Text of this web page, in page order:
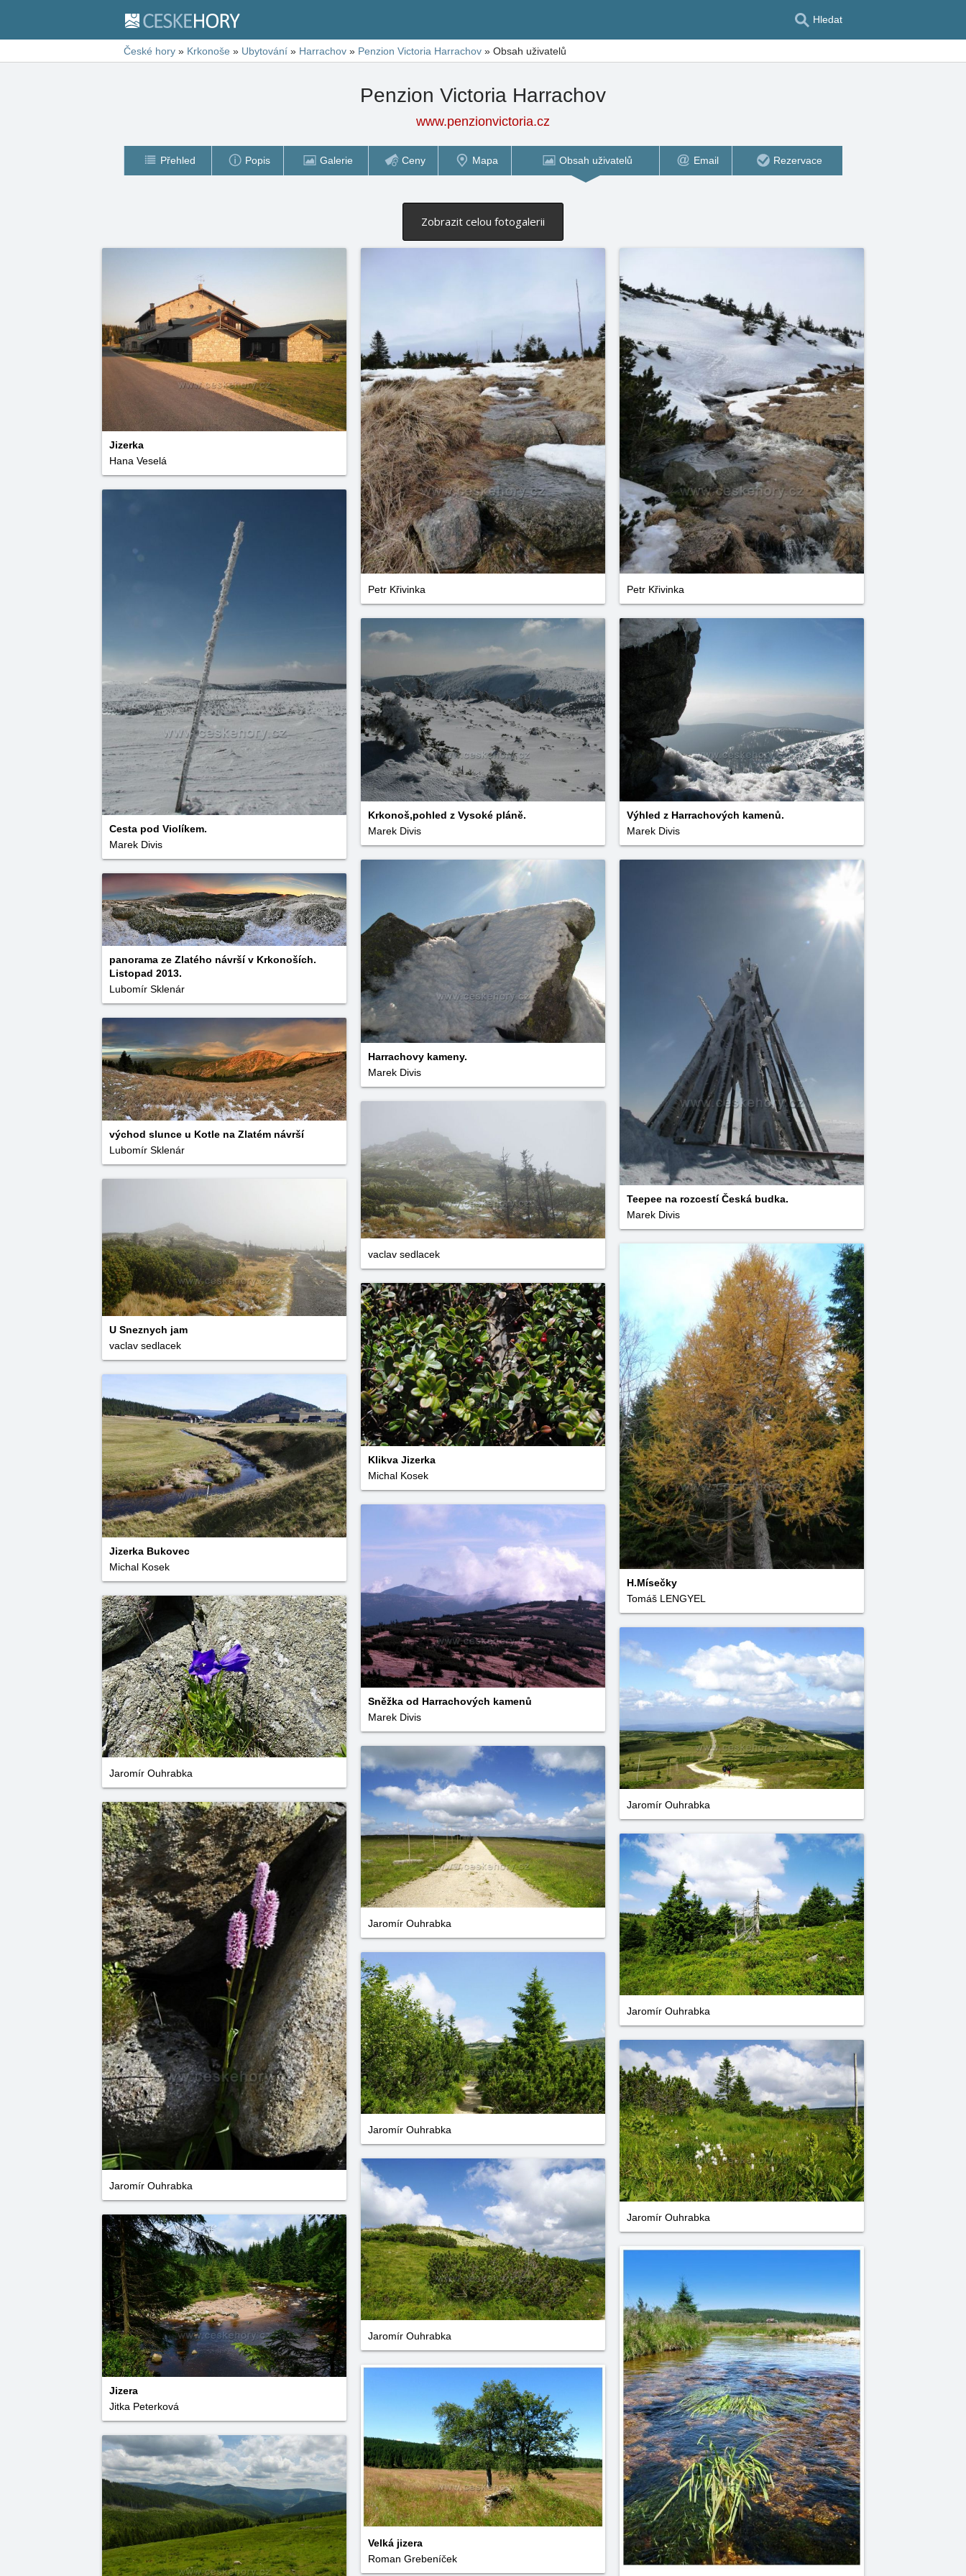
Hledat
České hory » Krkonoše » Ubytování » Harrachov » Penzion Victoria Harrachov » Obsah uživatelů
Penzion Victoria Harrachov
www.penzionvictoria.cz
Přehled Popis Galerie Ceny Mapa Obsah uživatelů Email Rezervace
Zobrazit celou fotogalerii
Jizerka
Hana Veselá
Petr Křivinka Petr Křivinka
Cesta pod Violíkem.
Marek Divis
Výhled z Harrachových kamenů.
Marek Divis
Krkonoš,pohled z Vysoké pláně.
Marek Divis
Harrachovy kameny.
Marek Divis
Teepee na rozcestí Česká budka.
Marek Divis
panorama ze Zlatého návrší v Krkonoších.
Listopad 2013.
Lubomír Sklenár
východ slunce u Kotle na Zlatém návrší
Lubomír Sklenár
vaclav sedlacek
U Sneznych jam
vaclav sedlacek
H.Mísečky
Tomáš LENGYEL
Klikva Jizerka
Michal Kosek
Jizerka Bukovec
Michal Kosek
Sněžka od Harrachových kamenů
Marek Divis
Jaromír Ouhrabka
Jaromír Ouhrabka
Jaromír Ouhrabka
Jaromír Ouhrabka
Jaromír Ouhrabka
Jaromír Ouhrabka
Jaromír Ouhrabka
Jaromír Ouhrabka
Jizera
Jitka Peterková
Velká jizera
Roman Grebeníček